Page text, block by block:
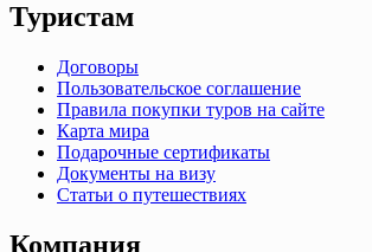
Туристам
Договоры
Пользовательское соглашение
Правила покупки туров на сайте
Карта мира
Подарочные сертификаты
Документы на визу
Статьи о путешествиях
Компания